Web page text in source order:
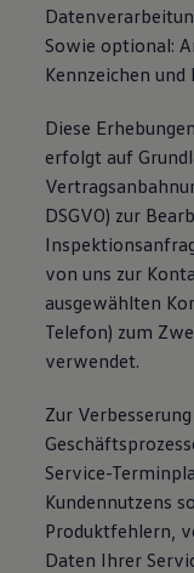
Sowie optional:
Kennzeichen
Diese
erfolgt auf
DSGVO) zur
von uns zur
ausgewählten
Telefon) zum
verwendet.
Zur
Service-
Kundennutzens
Produktfehlern,
Daten Ihrer